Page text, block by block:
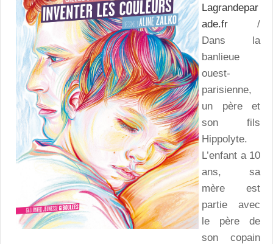
Lagrandepar
ade.fr /
Dans la
banlieue
ouest-
parisienne,
un père et
son fils
Hippolyte.
L’enfant a 10
ans, sa
mère est
partie avec
le père de
son copain